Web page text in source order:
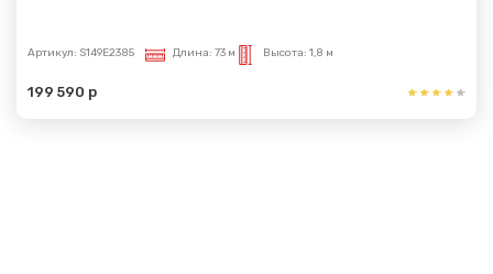
Артикул: S149E2385 Длина: 73 м Высота: 1,8 м
199 590 р